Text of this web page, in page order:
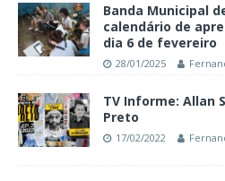
Banda Municipal
calendário de
dia 6 de fevereiro
28/01/2025
TV Informe: Allan
Preto
17/02/2022